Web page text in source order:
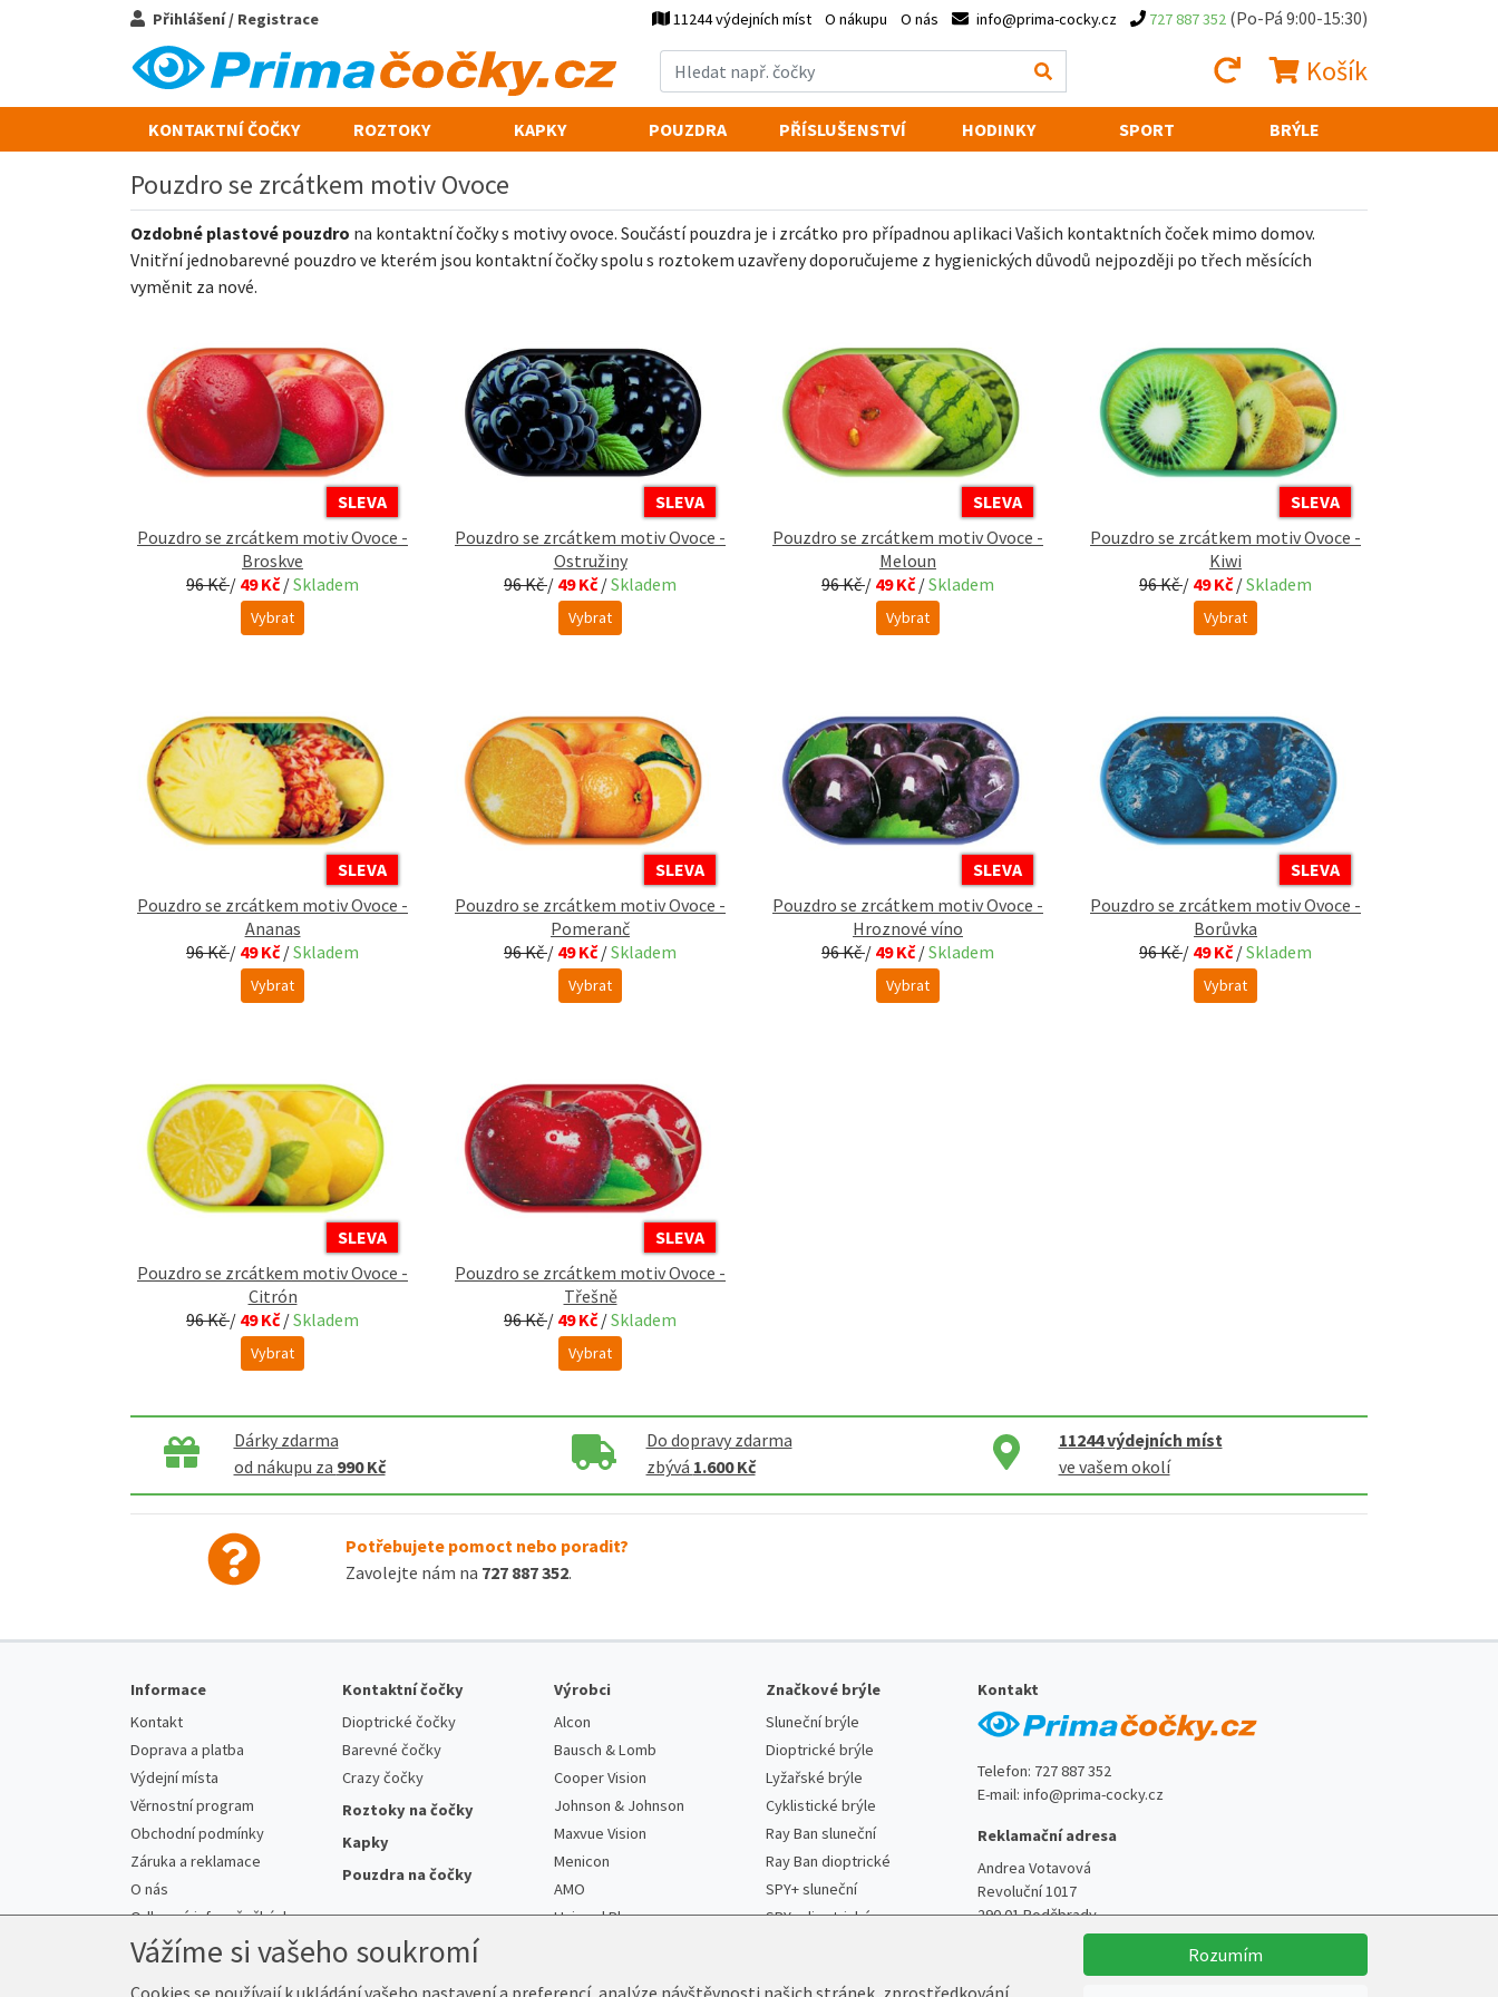
Přihlášení / Registrace 11244 výdejních míst O nákupu O nás info@prima-cocky.cz 727 887 352 (Po-Pá 9:00-15:30)
Košík
KONTAKTNÍ ČOČKY ROZTOKY KAPKY POUZDRA PŘÍSLUŠENSTVÍ HODINKY SPORT BRÝLE
Pouzdro se zrcátkem motiv Ovoce
Ozdobné plastové pouzdro na kontaktní čočky s motivy ovoce. Součástí pouzdra je i zrcátko pro případnou aplikaci Vašich kontaktních čoček mimo domov.
Vnitřní jednobarevné pouzdro ve kterém jsou kontaktní čočky spolu s roztokem uzavřeny doporučujeme z hygienických důvodů nejpozději po třech měsících
vyměnit za nové.
SLEVA
Pouzdro se zrcátkem motiv Ovoce -
Broskve
96 Kč/ 49 Kč/Skladem
Vybrat
SLEVA
Pouzdro se zrcátkem motiv Ovoce -
Ostružiny
96 Kč/ 49 Kč/Skladem
Vybrat
SLEVA
Pouzdro se zrcátkem motiv Ovoce -
Meloun
96 Kč/ 49 Kč/Skladem
Vybrat
SLEVA
Pouzdro se zrcátkem motiv Ovoce -
Kiwi
96 Kč/ 49 Kč/Skladem
Vybrat
SLEVA
Pouzdro se zrcátkem motiv Ovoce -
Ananas
96 Kč/ 49 Kč/Skladem
Vybrat
SLEVA
Pouzdro se zrcátkem motiv Ovoce -
Pomeranč
96 Kč/ 49 Kč/Skladem
Vybrat
SLEVA
Pouzdro se zrcátkem motiv Ovoce -
Hroznové víno
96 Kč/ 49 Kč/Skladem
Vybrat
SLEVA
Pouzdro se zrcátkem motiv Ovoce -
Borůvka
96 Kč/ 49 Kč/Skladem
Vybrat
SLEVA
Pouzdro se zrcátkem motiv Ovoce -
Citrón
96 Kč/ 49 Kč/Skladem
Vybrat
SLEVA
Pouzdro se zrcátkem motiv Ovoce -
Třešně
96 Kč/ 49 Kč/Skladem
Vybrat
Dárky zdarma
od nákupu za 990 Kč
Do dopravy zdarma
zbývá 1.600 Kč
11244výdejních míst
ve vašem okolí
Potřebujete pomoct nebo poradit?
Zavolejte nám na 727 887 352.
Informace
Kontakt
Doprava a platba
Výdejní místa
Věrnostní program
Obchodní podmínky
Záruka a reklamace
O nás
Odborné info o čočkách
Kontaktní čočky
Dioptrické čočky
Barevné čočky
Crazy čočky
Roztoky na čočky
Kapky
Pouzdra na čočky
Výrobci
Alcon
Bausch & Lomb
Cooper Vision
Johnson & Johnson
Maxvue Vision
Menicon
AMO
Unimed Pharma
Značkové brýle
Sluneční brýle
Dioptrické brýle
Lyžařské brýle
Cyklistické brýle
Ray Ban sluneční
Ray Ban dioptrické
SPY+ sluneční
SPY+ dioptrické
Kontakt
Telefon: 727 887 352
E-mail: info@prima-cocky.cz
Reklamační adresa
Andrea Votavová
Revoluční 1017
290 01 Poděbrady
Vážíme si vašeho soukromí
Cookies se používají k ukládání vašeho nastavení a preferencí, analýze návštěvnosti našich stránek, zprostředkování
Rozumím